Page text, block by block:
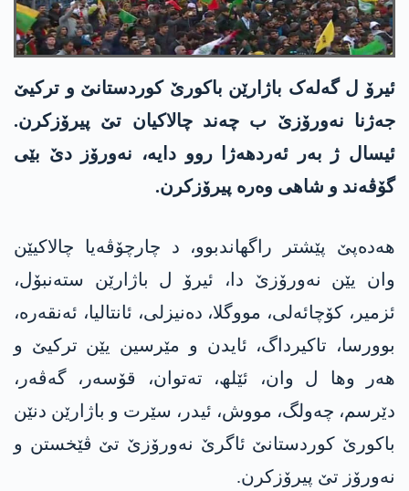
ئیرۆ ل گەلەک باژارێن باکورێ کوردستانێ و ترکیێ
جەژنا نەورۆزێ ب چەند چالاکیان تێ پیرۆزکرن.
ئیسال ژ بەر ئەردھەژا روو دایە، نەورۆز دێ بێی
گۆڤەند و شاھی وەرە پیرۆزکرن.
ھەدەپێ پێشتر راگھاندبوو، د چارچۆڤەیا چالاکیێن
وان یێن نەورۆزێ دا، ئیرۆ ل باژارێن ستەنبۆل،
ئزمیر، کۆچائەلی، مووگلا، دەنیزلی، ئانتالیا، ئەنقەرە،
بوورسا، تاکیرداگ، ئایدن و مێرسین یێن ترکیێ و
ھەر وھا ل وان، ئێلھ، تەتوان، قۆسەر، گەڤەر،
دێرسم، چەولگ، مووش، ئیدر، سێرت و باژارێن دنێن
باکورێ کوردستانێ ئاگرێ نەورۆزێ تێ ڤێخستن و
نەورۆز تێ پیرۆزکرن.